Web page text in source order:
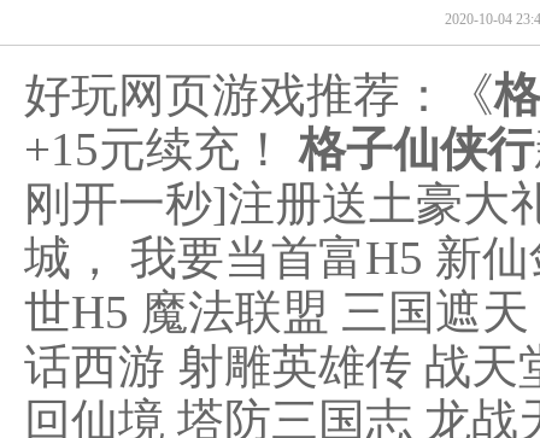
2020-10-04
好玩网页游戏推荐：《
+15元续充！格子仙侠行
刚开一秒]注册送土豪大
城， 我要当首富H5 新
世H5 魔法联盟 三国遮
话西游 射雕英雄传 战天
回仙境 塔防三国志 龙